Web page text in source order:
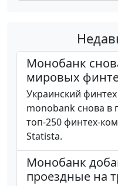
Монобанк
мировых
Украинский
monobank снова в
топ-250 финтех-
Statista.
Монобанк
проездные на